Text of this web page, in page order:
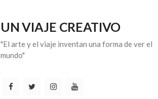
UN VIAJE CREATIVO
"El arte y el viaje inventan una forma de ver el
mundo"